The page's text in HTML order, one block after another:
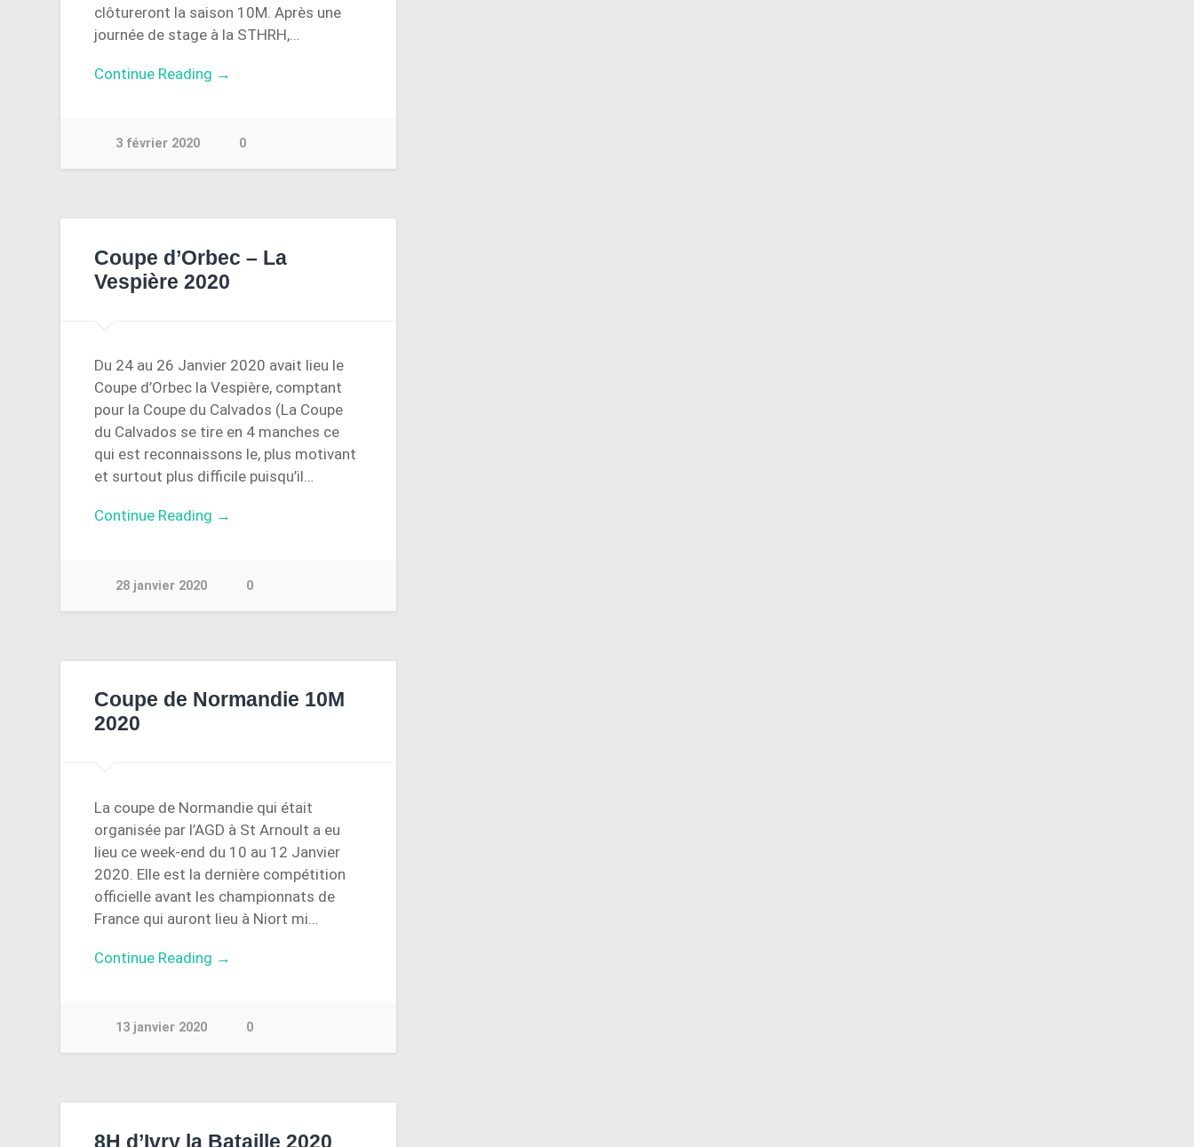
clôtureront la saison 10M. Après une
journée de stage à la STHRH,…
Continue Reading →
3 février 2020 0
Coupe d’Orbec – La
Vespière 2020
Du 24 au 26 Janvier 2020 avait lieu le
Coupe d’Orbec la Vespière, comptant
pour la Coupe du Calvados (La Coupe
du Calvados se tire en 4 manches ce
qui est reconnaissons le, plus motivant
et surtout plus difficile puisqu’il…
Continue Reading →
28 janvier 2020 0
Coupe de Normandie 10M
2020
La coupe de Normandie qui était
organisée par l’AGD à St Arnoult a eu
lieu ce week-end du 10 au 12 Janvier
2020. Elle est la dernière compétition
officielle avant les championnats de
France qui auront lieu à Niort mi…
Continue Reading →
13 janvier 2020 0
8H d’Ivry la Bataille 2020